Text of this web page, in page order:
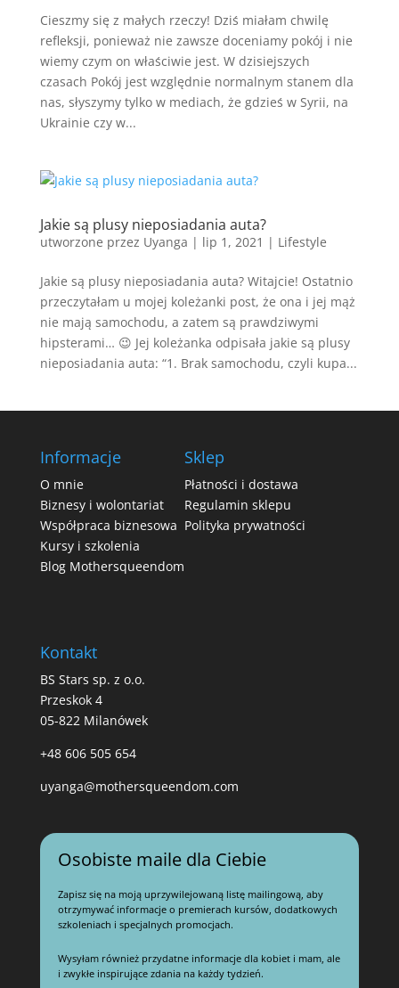
Cieszmy się z małych rzeczy! Dziś miałam chwilę
refleksji, ponieważ nie zawsze doceniamy pokój i nie
wiemy czym on właściwie jest. W dzisiejszych
czasach Pokój jest względnie normalnym stanem dla
nas, słyszymy tylko w mediach, że gdzieś w Syrii, na
Ukrainie czy w...
Jakie są plusy nieposiadania auta?
utworzone przez Uyanga | lip 1, 2021 | Lifestyle
Jakie są plusy nieposiadania auta? Witajcie! Ostatnio
przeczytałam u mojej koleżanki post, że ona i jej mąż
nie mają samochodu, a zatem są prawdziwymi
hipsterami… 😉 Jej koleżanka odpisała jakie są plusy
nieposiadania auta: “1. Brak samochodu, czyli kupa...
Informacje
O mnie
Biznesy i wolontariat
Współpraca biznesowa
Kursy i szkolenia
Blog Mothersqueendom
Sklep
Płatności i dostawa
Regulamin sklepu
Polityka prywatności
Kontakt
BS Stars sp. z o.o.
Przeskok 4
05-822 Milanówek
+48 606 505 654
uyanga@mothersqueendom.com
Osobiste maile dla Ciebie
Zapisz się na moją uprzywilejowaną listę mailingową, aby
otrzymywać informacje o premierach kursów, dodatkowych
szkoleniach i specjalnych promocjach.
Wysyłam również przydatne informacje dla kobiet i mam, ale
i zwykłe inspirujące zdania na każdy tydzień.